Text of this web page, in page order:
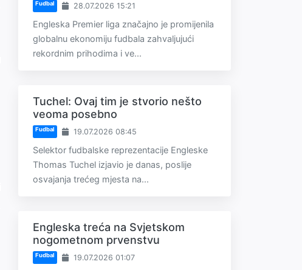
Fudbal 28.07.2026 15:21
Engleska Premier liga značajno je promijenila
globalnu ekonomiju fudbala zahvaljujući
rekordnim prihodima i ve...
Tuchel: Ovaj tim je stvorio nešto
veoma posebno
Fudbal 19.07.2026 08:45
Selektor fudbalske reprezentacije Engleske
Thomas Tuchel izjavio je danas, poslije
osvajanja trećeg mjesta na...
Engleska treća na Svjetskom
nogometnom prvenstvu
Fudbal 19.07.2026 01:07